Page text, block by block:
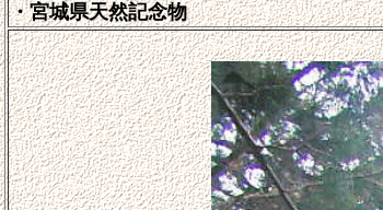
・宮城県天然記念物